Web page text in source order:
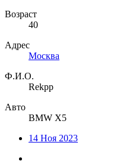
Возраст
40
Адрес
Москва
Ф.И.О.
Rekpp
Авто
BMW X5
14 Ноя 2023